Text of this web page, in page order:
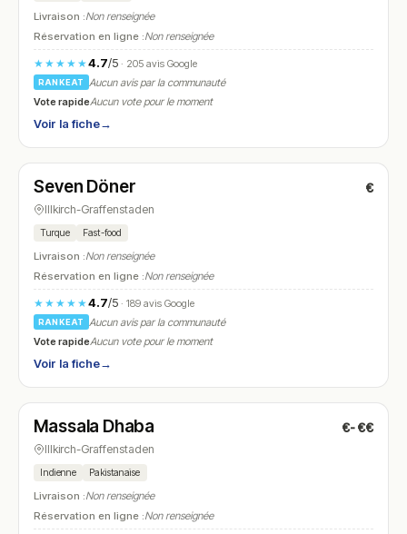
Livraison :Non renseignée
Réservation en ligne :Non renseignée
★★★★★4.7/5· 205 avis Google
RANKEAT
Aucun avis par la communauté
Vote rapideAucun vote pour le moment
Voir la fiche→
N° 15
Seven Döner €
Illkirch-Graffenstaden
Turque Fast-food
Livraison :Non renseignée
Réservation en ligne :Non renseignée
★★★★★4.7/5· 189 avis Google
RANKEAT
Aucun avis par la communauté
Vote rapideAucun vote pour le moment
Voir la fiche→
N° 16
Massala Dhaba €-€€
Illkirch-Graffenstaden
Indienne Pakistanaise
Livraison :Non renseignée
Réservation en ligne :Non renseignée